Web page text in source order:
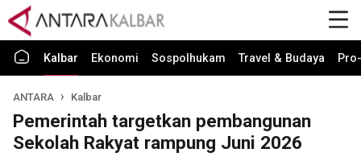
Kalbar Ekonomi Sospolhukam Travel & Budaya
ANTARA Kalbar
Pemerintah targetkan pembangunan
Sekolah Rakyat rampung Juni 2026